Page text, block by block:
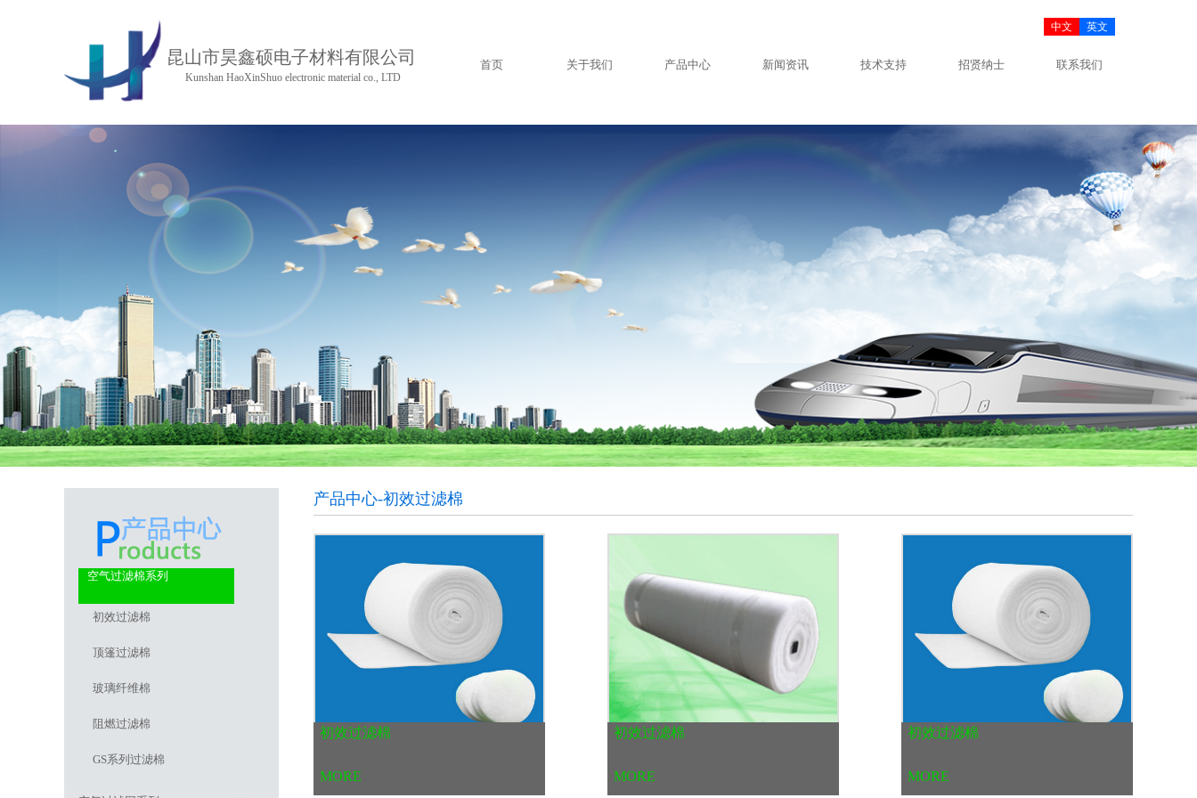
昆山市昊鑫硕电子材料有限公司
Kunshan HaoXinShuo electronic material co., LTD
中文 英文
首页 关于我们 产品中心 新闻资讯 技术支持 招贤纳士 联系我们
空气过滤棉系列
初效过滤棉
顶篷过滤棉
玻璃纤维棉
阻燃过滤棉
GS系列过滤棉
产品中心-初效过滤棉
初效过滤棉
MORE
初效过滤棉
MORE
初效过滤棉
MORE